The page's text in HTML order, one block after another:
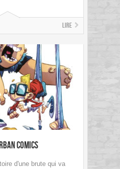
Lire
Comics
d'une brute qui va